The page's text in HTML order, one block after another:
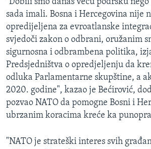
"Dobili smo danas veću podršku nego
sada imali. Bosna i Hercegovina nije
opredijeljena za evroatlanske
svjedoči zakon o odbrani, oružanim
sigurnosna i odbrambena politika,
Predsjedništva o opredjeljenju da
odluka Parlamentarne skupštine, a
2020. godine", kazao je Bećirović,
pozvao NATO da pomogne Bosni i
ubrzanim koracima kreće ka
"NATO je strateški interes svih